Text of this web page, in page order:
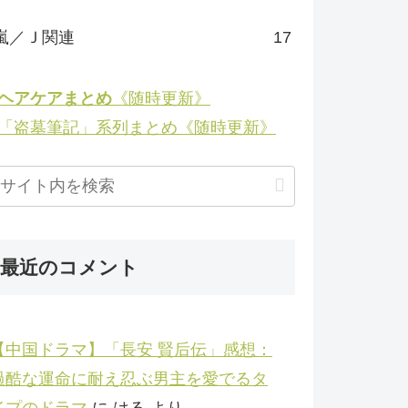
／Ｊ関連 17
アケアまとめ 《随時更新》
盗墓筆記」系列まとめ《随時更新》
最近のコメント
中国ドラマ】「長安 賢后伝」感想：
酷な運命に耐え忍ぶ男主を愛でるタ